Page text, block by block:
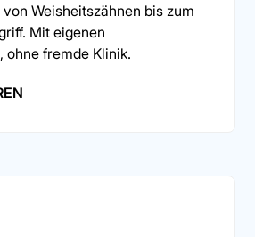
Weisheitszähnen bis zum
Mit eigenen
ohne fremde Klinik.